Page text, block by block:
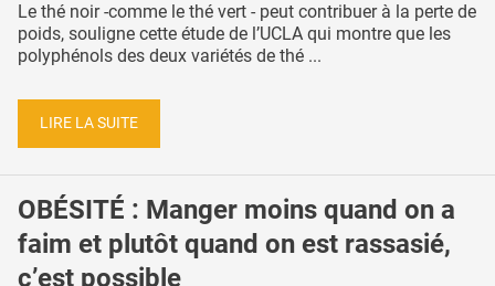
Le thé noir -comme le thé vert - peut contribuer à la perte de
poids, souligne cette étude de l’UCLA qui montre que les
polyphénols des deux variétés de thé ...
LIRE LA SUITE
OBÉSITÉ : Manger moins quand on a
faim et plutôt quand on est rassasié,
c’est possible